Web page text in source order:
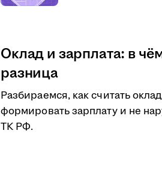
Оклад и зарплата: в
разница
Разбираемся, как считать
формировать зарплату и не
ТК РФ.